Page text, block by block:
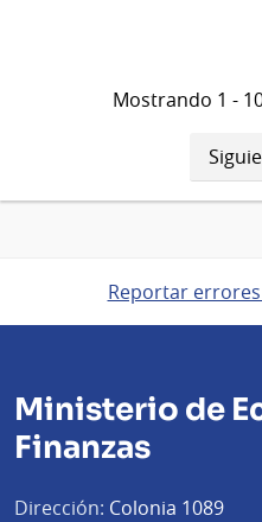
Mostrando 1 -
Reportar
Ministerio de
Finanzas
Dirección: Colonia 1089